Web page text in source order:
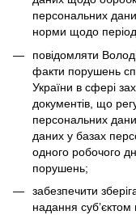
персональних
норми щодо
повідомляти
факти порушень
України в сфері
документів, що
персональних
даних у базах
одного робочого
порушень;
забезпечити
надання